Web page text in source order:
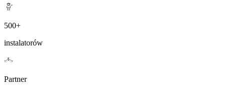
500+
instalatorów
Partner